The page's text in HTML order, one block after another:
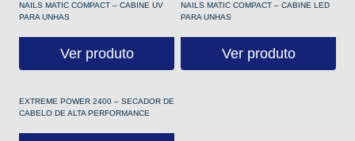
NAILS MATIC COMPACT – CABINE UV
PARA UNHAS
Ver produto
NAILS MATIC COMPACT – CABINE LED
PARA UNHAS
Ver produto
EXTREME POWER 2400 – SECADOR DE
CABELO DE ALTA PERFORMANCE